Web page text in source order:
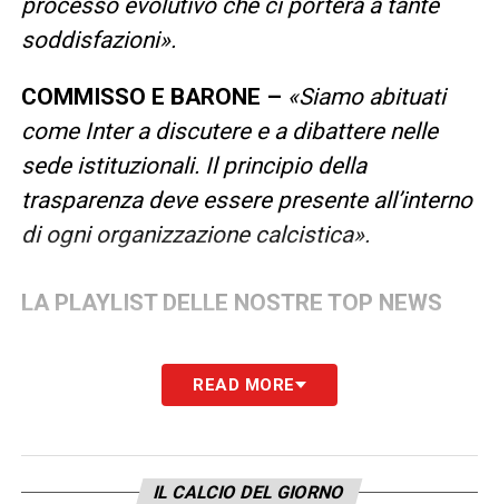
soddisfazioni».
COMMISSO E BARONE – «Siamo abituati
come Inter a discutere e a dibattere nelle
sede istituzionali. Il principio della
trasparenza deve essere presente all’interno
di ogni organizzazione calcistica».
LA PLAYLIST DELLE NOSTRE TOP NEWS
READ MORE
IL CALCIO DEL GIORNO